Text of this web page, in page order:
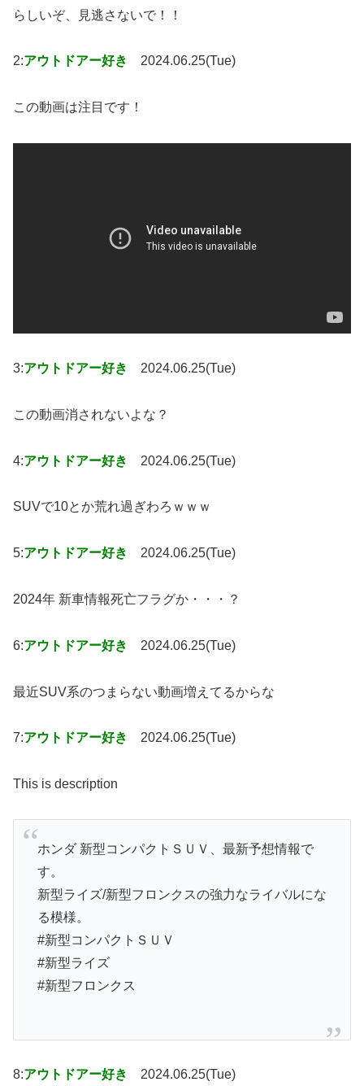
らしいぞ、見逃さないで！！
2:アウトドアー好き 2024.06.25(Tue)
この動画は注目です！
3:アウトドアー好き 2024.06.25(Tue)
この動画消されないよな？
4:アウトドアー好き 2024.06.25(Tue)
SUVで10とか荒れ過ぎわろｗｗｗ
5:アウトドアー好き 2024.06.25(Tue)
2024年 新車情報死亡フラグか・・・？
6:アウトドアー好き 2024.06.25(Tue)
最近SUV系のつまらない動画増えてるからな
7:アウトドアー好き 2024.06.25(Tue)
This is description
ホンダ 新型コンパクトＳＵＶ、最新予想情報で
す。
新型ライズ/新型フロンクスの強力なライバルにな
る模様。
#新型コンパクトＳＵＶ
#新型ライズ
#新型フロンクス
8:アウトドアー好き 2024.06.25(Tue)